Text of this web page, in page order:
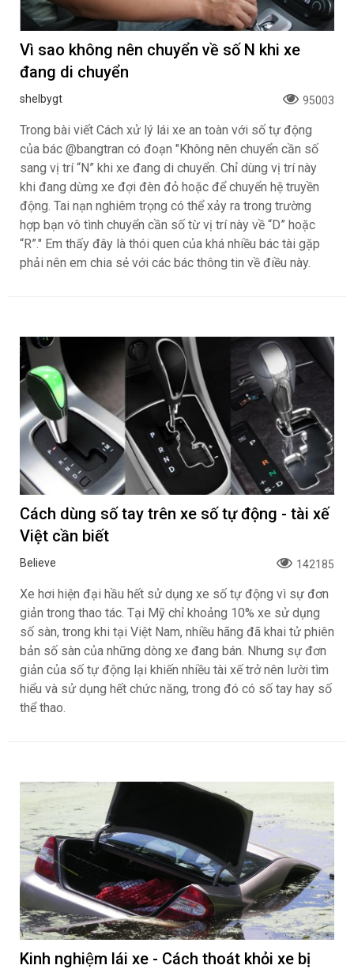
Vì sao không nên chuyển về số N khi xe
đang di chuyển
shelbygt 95003
Trong bài viết Cách xử lý lái xe an toàn với số tự động
của bác @bangtran có đoạn "Không nên chuyển cần số
sang vị trí “N” khi xe đang di chuyển. Chỉ dùng vị trí này
khi đang dừng xe đợi đèn đỏ hoặc để chuyển hệ truyền
động. Tai nạn nghiêm trọng có thể xảy ra trong trường
hợp bạn vô tình chuyển cần số từ vị trí này về “D” hoặc
“R”." Em thấy đây là thói quen của khá nhiều bác tài gặp
phải nên em chia sẻ với các bác thông tin về điều này.
Cách dùng số tay trên xe số tự động - tài xế
Việt cần biết
Believe 142185
Xe hơi hiện đại hầu hết sử dụng xe số tự động vì sự đơn
giản trong thao tác. Tại Mỹ chỉ khoảng 10% xe sử dụng
số sàn, trong khi tại Việt Nam, nhiều hãng đã khai tử phiên
bản số sàn của những dòng xe đang bán. Nhưng sự đơn
giản của số tự động lại khiến nhiều tài xế trở nên lười tìm
hiểu và sử dụng hết chức năng, trong đó có số tay hay số
thể thao.
Kinh nghiệm lái xe - Cách thoát khỏi xe bị